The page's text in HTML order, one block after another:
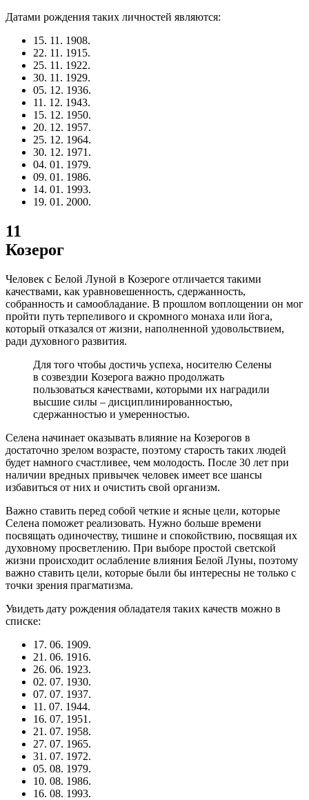
Датами рождения таких личностей являются:
15. 11. 1908.
22. 11. 1915.
25. 11. 1922.
30. 11. 1929.
05. 12. 1936.
11. 12. 1943.
15. 12. 1950.
20. 12. 1957.
25. 12. 1964.
30. 12. 1971.
04. 01. 1979.
09. 01. 1986.
14. 01. 1993.
19. 01. 2000.
11
Козерог
Человек с Белой Луной в Козероге отличается такими
качествами, как уравновешенность, сдержанность,
собранность и самообладание. В прошлом воплощении он мог
пройти путь терпеливого и скромного монаха или йога,
который отказался от жизни, наполненной удовольствием,
ради духовного развития.
Для того чтобы достичь успеха, носителю Селены
в созвездии Козерога важно продолжать
пользоваться качествами, которыми их наградили
высшие силы – дисциплинированностью,
сдержанностью и умеренностью.
Селена начинает оказывать влияние на Козерогов в
достаточно зрелом возрасте, поэтому старость таких людей
будет намного счастливее, чем молодость. После 30 лет при
наличии вредных привычек человек имеет все шансы
избавиться от них и очистить свой организм.
Важно ставить перед собой четкие и ясные цели, которые
Селена поможет реализовать. Нужно больше времени
посвящать одиночеству, тишине и спокойствию, посвящая их
духовному просветлению. При выборе простой светской
жизни происходит ослабление влияния Белой Луны, поэтому
важно ставить цели, которые были бы интересны не только с
точки зрения прагматизма.
Увидеть дату рождения обладателя таких качеств можно в
списке:
17. 06. 1909.
21. 06. 1916.
26. 06. 1923.
02. 07. 1930.
07. 07. 1937.
11. 07. 1944.
16. 07. 1951.
21. 07. 1958.
27. 07. 1965.
31. 07. 1972.
05. 08. 1979.
10. 08. 1986.
16. 08. 1993.